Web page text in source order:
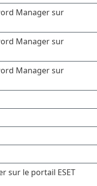
Manager sur
Manager sur
Manager sur
sur le portail ESET